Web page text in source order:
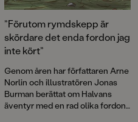
”Förutom rymdskepp är
skördare det enda fordon jag
inte kört”
Genom åren har författaren Arne
Norlin och illustratören Jonas
Burman berättat om Halvans
äventyr med en rad olika fordon.